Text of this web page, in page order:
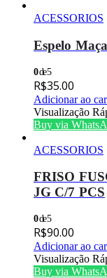
ACESSORIOS
Espelo
0de 5
R$35.00
Adicionar ao
Visualização
Buy via
ACESSORIOS
FRISO
JG C/7 PCS
0de 5
R$90.00
Adicionar ao
Visualização
Buy via